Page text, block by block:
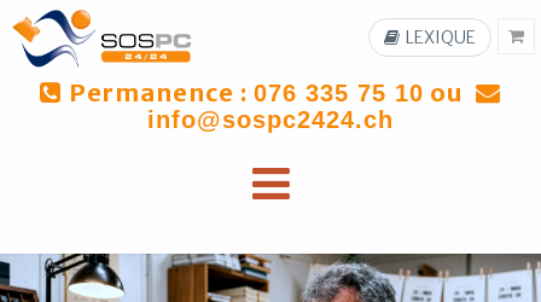
Permanence : 076 335 75 10 ou
info@sospc2424.ch
LEXIQUE